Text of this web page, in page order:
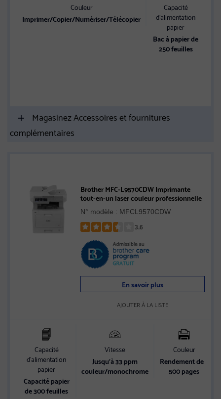
Couleur
Imprimer/Copier/Numériser/Télécopier
Capacité
d’alimentation
papier
Bac à papier de
250 feuilles
Magasinez Accessoires et fournitures
complémentaires
Brother MFC-L9570CDW Imprimante
tout-en-un laser couleur professionnelle
N° modèle : MFCL9570CDW
3.6
3.6
out
of
5
En savoir plus
AJOUTER À LA LISTE
Capacité
d’alimentation
papier
Capacité papier
de 300 feuilles
Vitesse
Jusqu’à 33 ppm
couleur/monochrome
Couleur
Rendement de 6
500 pages